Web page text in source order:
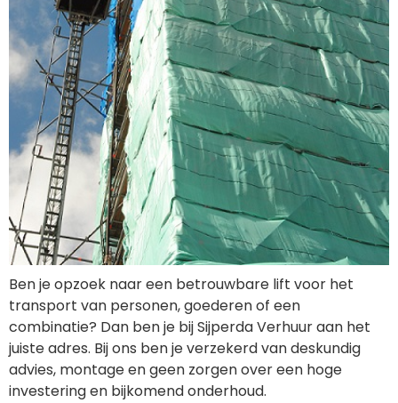
Ben je opzoek naar een betrouwbare lift voor het
transport van personen, goederen of een
combinatie? Dan ben je bij Sijperda Verhuur aan het
juiste adres. Bij ons ben je verzekerd van deskundig
advies, montage en geen zorgen over een hoge
investering en bijkomend onderhoud.